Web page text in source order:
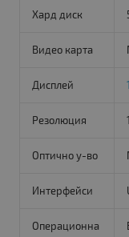
Хард диск
Видео карта
Дисплей
Резолюция
Оптично у-во
Интерфейси
Операционна